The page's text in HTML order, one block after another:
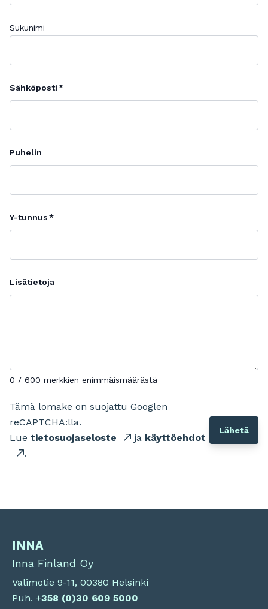
Sukunimi
Sähköposti
Puhelin
Y-tunnus
Lisätietoja
0 / 600 merkkien enimmäismäärästä
Tämä lomake on suojattu Googlen
reCAPTCHA:lla.
Lue tietosuojaseloste ja käyttöehdot
.
INNA
Inna Finland Oy
Valimotie 9-11, 00380 Helsinki
Puh. +358 (0)30 609 5000